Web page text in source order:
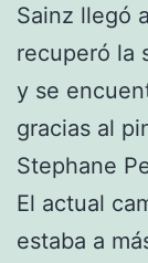
Sainz llegó
recuperó la
y se
gracias al
Stephane
El actual
estaba a